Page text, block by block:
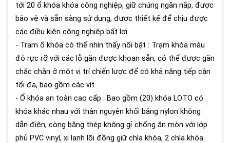
tới 20 ổ khóa khóa công nghiệp, giữ chúng ngăn nắp, được
bảo vệ và sẵn sàng sử dụng, được thiết kế để chịu được
các điều kiện công nghiệp bất lợi
- Trạm ổ khóa có thể nhìn thấy nổi bật : Trạm khóa màu
đỏ rực rỡ với các lỗ gắn được khoan sẵn, có thể được gắn
chắc chắn ở một vị trí chiến lược để có khả năng tiếp cận
tối đa, bao gồm các vít
- Ổ khóa an toàn cao cấp : Bao gồm (20) khóa LOTO có
khóa khác nhau với thân nguyên khối bằng nylon không
dẫn điện, còng bằng thép không gỉ chống ăn mòn với lớp
phủ PVC vinyl, xi lanh lõi đồng giữ chìa khóa, 2 chìa khóa